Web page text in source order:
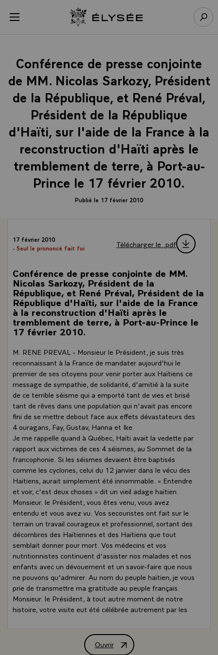
menu Retour à l’accueil Élysée
Conférence de presse conjointe
de MM. Nicolas Sarkozy, Président
de la République, et René Préval,
Président de la République
d'Haïti, sur l'aide de la France à la
reconstruction d'Haïti après le
tremblement de terre, à Port-au-
Prince le 17 février 2010.
Publié le 17 février 2010
17 février 2010
- Seul le prononcé fait foi
Télécharger le .pdf
Conférence de presse conjointe de MM.
Nicolas Sarkozy, Président de la
République, et René Préval, Président de la
République d'Haïti, sur l'aide de la France
à la reconstruction d'Haïti après le
tremblement de terre, à Port-au-Prince le
17 février 2010.
M. RENE PREVAL - Monsieur le Président, je suis très
reconnaissant à la France de mandater aujourd'hui le
premier de ses citoyens pour venir porter aux Haïtiens ce
message de sympathie, de solidarité, d'amitié à la suite
de ce terrible séisme qui a emporté tant de vies et brisé
tant de rêves dans une population qui n'avait pas encore
fini de se mettre debout face aux effets dévastateurs des
4 ouragans, Fay, Gustav, Hanna et Ike.
Je me rappelle quand à Québec, Haïti avait la vedette par
rapport aux victimes de ces 4 séismes, au Sommet de la
francophonie. Si les séismes devaient être baptisés
comme les cyclones, celui du 12 janvier dans le vécu des
Haïtiens, aurait simplement été innommable. « Entendre
et voir, c'est deux choses » dit un vieil adage haïtien.
Monsieur. le Président, vous êtes venu, vous avez
entendu et vous avez vu. Vos secouristes ont fait sur le
terrain un travail courageux et professionnel, sortant des
décombres des Haïtiennes et des Haïtiens que tout
semblait donner pour mort. Vos médecins et vos
nutritionnistes continuent d'assister nos malades et nos
enfants avec un dévouement et un savoir-faire que nous
ne pouvons qu'admirer. Au nom du peuple haïtien, je vous
prie de transmettre ma gratitude au peuple français.
Monsieur. le Président, à tout autre moment de notre
histoire, votre visite eut été célébrée autrement par les
sur cette île qui avait jadis appartenu à la France. Vous
voilà donc en Haïti après deux siècles d'une relation très
Ouvrir
Conférence de presse conjointe de
Panneau de gestion des cookies